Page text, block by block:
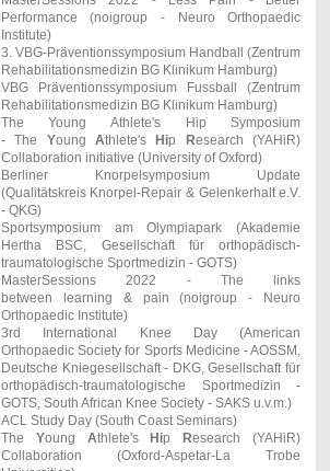
Performance (noigroup - Neuro Orthopaedic
Institute)
3. VBG-Präventionssymposium Handball(Zentrum
Rehabilitationsmedizin BG Klinikum Hamburg)
VBG Präventionssymposium Fussball (Zentrum
Rehabilitationsmedizin BG Klinikum Hamburg)
The Young Athlete's Hip Symposium
-The YoungAthlete's Hip Research (YAHiR)
Collaboration initiative (University of Oxford)
Berliner Knorpelsymposium Update
(Qualitätskreis Knorpel-Repair & Gelenkerhalt e.V.
- QKG)
Sportsymposium am Olympiapark (Akademie
Hertha BSC, Gesellschaft für orthopädisch-
traumatologische Sportmedizin - GOTS)
MasterSessions 2022 - The links
between learning & pain (noigroup - Neuro
Orthopaedic Institute)
3rd International Knee Day(American
Orthopaedic Society for Sports Medicine - AOSSM,
Deutsche Kniegesellschaft - DKG,Gesellschaft für
orthopädisch-traumatologische Sportmedizin -
GOTS, South African Knee Society - SAKS u.v.m.)
ACL Study Day (South Coast Seminars)
The Young Athlete's Hip Research (YAHiR)
Collaboration (Oxford-Aspetar-La Trobe